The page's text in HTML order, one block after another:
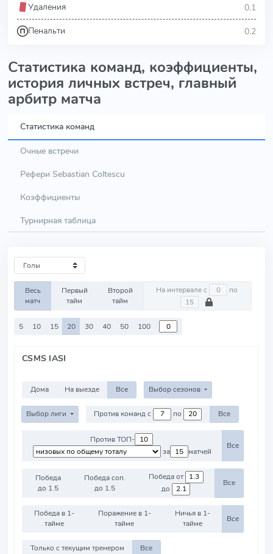
Удаления 0.1
Пенальти 0.2
Статистика команд, коэффициенты,
история личных встреч, главный
арбитр матча
Статистика команд
Очные встречи
Рефери Sebastian Coltescu
Коэффициенты
Турнирная таблица
Весь
матч
Первый
тайм
Второй
тайм
На интервале с по
5 10 15 20 30 40 50 100
CSMS IASI
Дома На выезде Все Выбор сезонов
Выбор лиги Против команд с по Все
Против ТОП-
за
матчей
Все
Победа
до 1.5
Победа соп.
до 1.5
Победа от
до
Все
Победа в 1-
тайме
Поражение в 1-
тайме
Ничья в 1-
тайме
Все
Только с текущим тренером Все